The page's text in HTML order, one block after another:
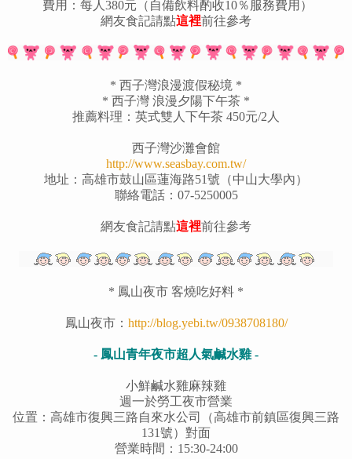
費用：每人380元（自備飲料酌收10％服務費用）
網友食記請點這裡前往參考
* 西子灣浪漫渡假秘境 *
* 西子灣 浪漫夕陽下午茶 *
推薦料理：英式雙人下午茶 450元/2人
西子灣沙灘會館
http://www.seasbay.com.tw/
地址：高雄市鼓山區蓮海路51號（中山大學內）
聯絡電話：07-5250005
網友食記請點這裡前往參考
* 鳳山夜市 客燒吃好料 *
鳳山夜市： http://blog.yebi.tw/0938708180/
- 鳳山青年夜市超人氣鹹水雞 -
小鮮鹹水雞麻辣雞
週一於勞工夜市營業
位置：高雄市復興三路自來水公司（高雄市前鎮區復興三路
131號）對面
營業時間：15:30-24:00